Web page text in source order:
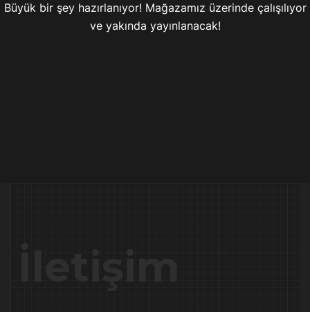
Büyük bir şey hazırlanıyor! Mağazamız üzerinde çalışılıyor
ve yakında yayınlanacak!